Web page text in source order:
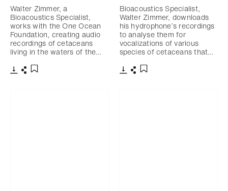
Walter Zimmer, a
Bioacoustics Specialist,
works with the One Ocean
Foundation, creating audio
recordings of cetaceans
living in the waters of the…
Bioacoustics Specialist,
Walter Zimmer, downloads
his hydrophone’s recordings
to analyse them for
vocalizations of various
species of cetaceans that…